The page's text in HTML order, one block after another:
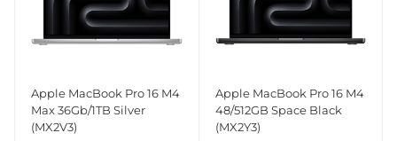
Apple MacBook Pro 16 M4
Max 36Gb/1TB Silver
(MX2V3)
Apple MacBook Pro 16 M4
48/512GB Space Black
(MX2Y3)